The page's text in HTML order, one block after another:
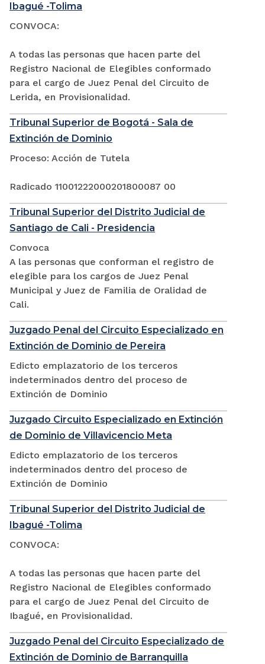
Ibagué -Tolima
CONVOCA:
A todas las personas que hacen parte del
Registro Nacional de Elegibles conformado
para el cargo de Juez Penal del Circuito de
Lerida, en Provisionalidad.
Tribunal Superior de Bogotá - Sala de
Extinción de Dominio
Proceso: Acción de Tutela
Radicado 11001222000201800087 00
Tribunal Superior del Distrito Judicial de
Santiago de Cali - Presidencia
Convoca
A las personas que conforman el registro de
elegible para los cargos de Juez Penal
Municipal y Juez de Familia de Oralidad de
Cali.
Juzgado Penal del Circuito Especializado en
Extinción de Dominio de Pereira
Edicto emplazatorio de los terceros
indeterminados dentro del proceso de
Extinción de Dominio
Juzgado Circuito Especializado en Extinción
de Dominio de Villavicencio Meta
Edicto emplazatorio de los terceros
indeterminados dentro del proceso de
Extinción de Dominio
Tribunal Superior del Distrito Judicial de
Ibagué -Tolima
CONVOCA:
A todas las personas que hacen parte del
Registro Nacional de Elegibles conformado
para el cargo de Juez Penal del Circuito de
Ibagué, en Provisionalidad.
Juzgado Penal del Circuito Especializado de
Extinción de Dominio de Barranquilla